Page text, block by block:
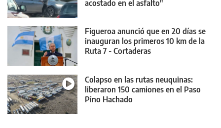
acostado en el asfalto"
Figueroa anunció que en 20 días se
inauguran los primeros 10 km de la
Ruta 7 - Cortaderas
Colapso en las rutas neuquinas:
liberaron 150 camiones en el Paso
Pino Hachado